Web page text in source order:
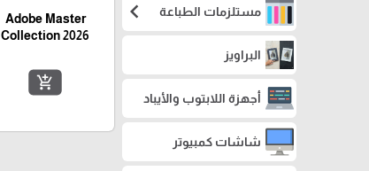
مستلزمات الطباعة chevron_left
البراويز
أجهزة اللابتوب والأيباد
شاشات كمبيوتر
Adobe Master
Collection 2026
add_shopping_cart